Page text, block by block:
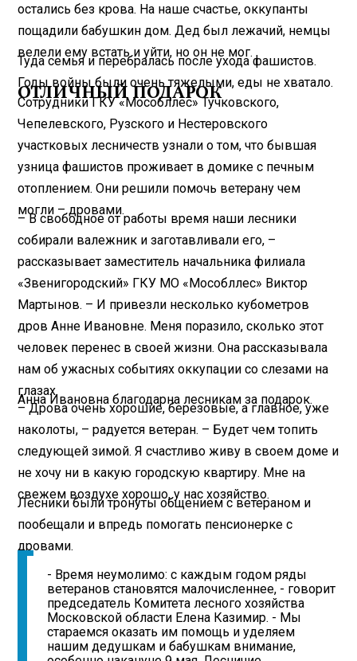
остались без крова. На наше счастье, оккупанты
пощадили бабушкин дом. Дед был лежачий, немцы
велели ему встать и уйти, но он не мог.
Туда семья и перебралась после ухода фашистов.
Годы войны были очень тяжелыми, еды не хватало.
ОТЛИЧНЫЙ ПОДАРОК
Сотрудники ГКУ «Мособллес» Тучковского,
Чепелевского, Рузского и Нестеровского
участковых лесничеств узнали о том, что бывшая
узница фашистов проживает в домике с печным
отоплением. Они решили помочь ветерану чем
могли – дровами.
– В свободное от работы время наши лесники
собирали валежник и заготавливали его, –
рассказывает заместитель начальника филиала
«Звенигородский» ГКУ МО «Мособллес» Виктор
Мартынов. – И привезли несколько кубометров
дров Анне Ивановне. Меня поразило, сколько этот
человек перенес в своей жизни. Она рассказывала
нам об ужасных событиях оккупации со слезами на
глазах.
Анна Ивановна благодарна лесникам за подарок.
– Дрова очень хорошие, березовые, а главное, уже
наколоты, – радуется ветеран. – Будет чем топить
следующей зимой. Я счастливо живу в своем доме и
не хочу ни в какую городскую квартиру. Мне на
свежем воздухе хорошо, у нас хозяйство.
Лесники были тронуты общением с ветераном и
пообещали и впредь помогать пенсионерке с
дровами.
- Время неумолимо: с каждым годом ряды
ветеранов становятся малочисленнее, - говорит
председатель Комитета лесного хозяйства
Московской области Елена Казимир. - Мы
стараемся оказать им помощь и уделяем
нашим дедушкам и бабушкам внимание,